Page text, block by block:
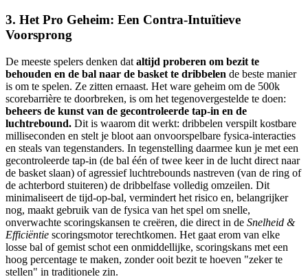
3. Het Pro Geheim: Een Contra-Intuïtieve
Voorsprong
De meeste spelers denken dat altijd proberen om bezit te
behouden en de bal naar de basket te dribbelen de beste manier
is om te spelen. Ze zitten ernaast. Het ware geheim om de 500k
scorebarrière te doorbreken, is om het tegenovergestelde te doen:
beheers de kunst van de gecontroleerde tap-in en de
luchtrebound. Dit is waarom dit werkt: dribbelen verspilt kostbare
milliseconden en stelt je bloot aan onvoorspelbare fysica-interacties
en steals van tegenstanders. In tegenstelling daarmee kun je met een
gecontroleerde tap-in (de bal één of twee keer in de lucht direct naar
de basket slaan) of agressief luchtrebounds nastreven (van de ring of
de achterbord stuiteren) de dribbelfase volledig omzeilen. Dit
minimaliseert de tijd-op-bal, vermindert het risico en, belangrijker
nog, maakt gebruik van de fysica van het spel om snelle,
onverwachte scoringskansen te creëren, die direct in de Snelheid &
Efficiëntie scoringsmotor terechtkomen. Het gaat erom van elke
losse bal of gemist schot een onmiddellijke, scoringskans met een
hoog percentage te maken, zonder ooit bezit te hoeven "zeker te
stellen" in traditionele zin.